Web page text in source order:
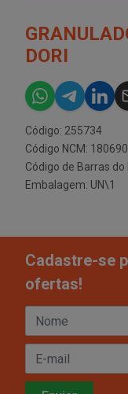
DORI
Código: 255734
Código NCM:
Código de Barras
Embalagem: UN\1
Cadastre-se
ofertas!